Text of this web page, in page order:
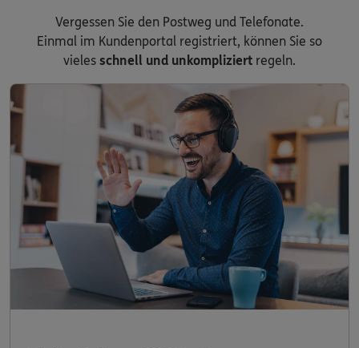
Vergessen Sie den Postweg und Telefonate.
Einmal im Kundenportal registriert, können Sie so
vieles schnell und unkompliziert regeln.